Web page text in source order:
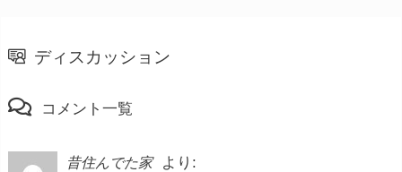
ディスカッション
コメント一覧
昔住んでた家 より: